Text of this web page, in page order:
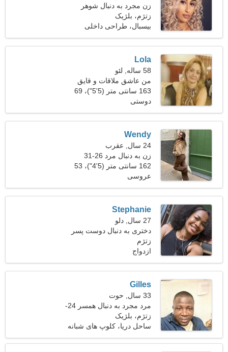
زن مجرد به دنبال شوهر
زتژم، بلژیک
بیسبال، طراحی داخلی
Lola
58 ساله, لئو
من عاشق ملاقات و قایق
سواری هستم
163 سانتی متر (5'5")، 69
کیلوگرم (152 پوند)
دوستی
Wendy
24 سال, عقرب
زن به دنبال مرد 26-31
162 سانتی متر (5'4")، 53
کیلوگرم (116 پوند)
عروسی
Stephanie
27 سال, دلو
دختری به دنبال دوست پسر
زتژم
ازدواج
Gilles
33 سال, حوت
مرد مجرد به دنبال همسر 24-
28
زتژم، بلژیک
ساحل دریا، کلوپ های شبانه